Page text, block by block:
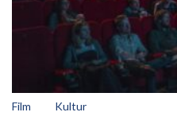
Film Kultur